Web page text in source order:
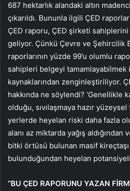
687 hektarlık alandaki altın
çıkarıldı. Bununla ilgili ÇED
ÇED raporu, ÇED şirketi
geliyor. Çünkü Çevre ve Şehircilik
raporlarının yüzde 99’u olumlu
sahipleri belgeyi tamamlayabilmek
kaynaklarından zenginleştiriliyor.
hakkında ne söylendi? ‘Genellikle
olduğu, sıvılaşmaya hazır
yerlerde heyelan riski daha fazla
alanı az miktarda yağış
bitki örtüsü bulunan masif
bulunduğundan heyelan potansiyeli
“BU ÇED RAPORUNU YAZAN